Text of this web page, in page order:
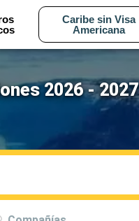
Caribe sin Visa
Americana
2026 - 2027